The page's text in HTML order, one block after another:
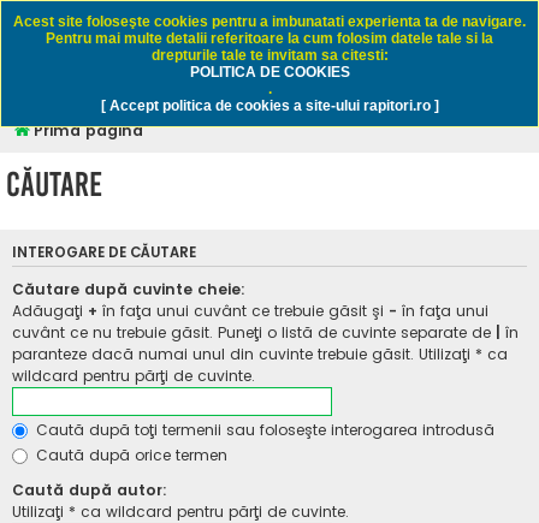
Rapitori.ro - Pescuit sportiv
Prima pagină
Căutare
INTEROGARE DE CĂUTARE
Căutare după cuvinte cheie:
Adăugaţi + în faţa unui cuvânt ce trebuie găsit şi - în faţa unui
cuvânt ce nu trebuie găsit. Puneţi o listă de cuvinte separate de
în
paranteze dacă numai unul din cuvinte trebuie găsit. Utilizaţi * ca
wildcard pentru părţi de cuvinte.
Caută după toţi termenii sau foloseşte interogarea introdusă
Caută după orice termen
Caută după autor:
Utilizaţi * ca wildcard pentru părţi de cuvinte.
Acest site foloseşte cookies pentru a imbunatati experienta ta de navigare.
Pentru mai multe detalii referitoare la cum folosim datele tale si la
drepturile tale te invitam sa citesti:
POLITICA DE COOKIES
.
[ Accept politica de cookies a site-ului rapitori.ro ]